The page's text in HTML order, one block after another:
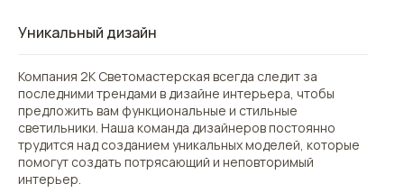
Уникальный дизайн
Компания 2К Светомастерская всегда следит за
последними трендами в дизайне интерьера, чтобы
предложить вам функциональные и стильные
светильники. Наша команда дизайнеров постоянно
трудится над созданием уникальных моделей, которые
помогут создать потрясающий и неповторимый
интерьер.
ПОЧТА:
ТЕЛЕФОН:
+7 (499) 714-88-25 +7 (991) 606-26-21
Контакты